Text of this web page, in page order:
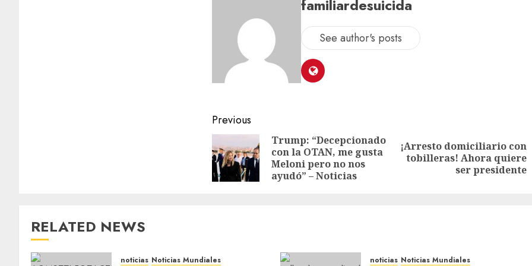
familiardesuicida
See author's posts
Previous
Trump: “Decepcionado
con la OTAN, me gusta
Meloni pero no nos
ayudó” – Noticias
¡Arresto domiciliario con
tobilleras! Ahora quiere
ser presidente
RELATED NEWS
noticias Noticias Mundiales noticias Noticias Mundiales